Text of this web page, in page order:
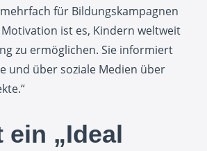
für Bildungskampagnen
ist es, Kindern weltweit
zu ermöglichen. Sie informiert
und über soziale Medien über
ein „Ideal